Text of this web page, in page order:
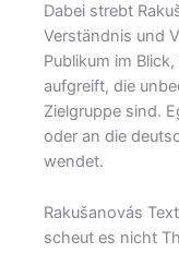
Dabei strebt
Verständnis und
Publikum im
aufgreift, die
Zielgruppe sind.
oder an die
wendet.
Rakušanovás
scheut es nicht